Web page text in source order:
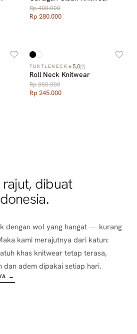
Rp 400.000
Rp 280.000
TURTLENECK★5,0(2)
Roll Neck Knitwear
Rp 350.000
Rp 245.000
dibuat
dengan wol yang hangat — kurang
kami merajutnya dari katun:
khas knitwear tetap terasa,
dan adem dipakai setiap hari.
→